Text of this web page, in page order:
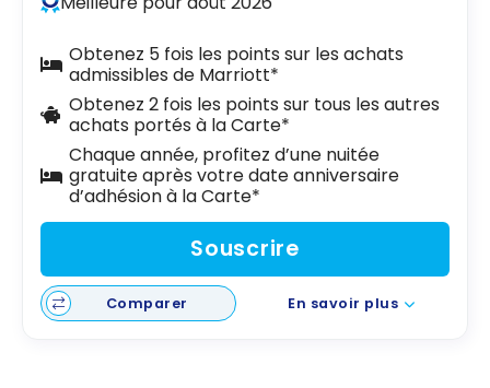
Obtenez 5 fois les points sur les achats
admissibles de Marriott*
Obtenez 2 fois les points sur tous les autres
achats portés à la Carte*
Chaque année, profitez d’une nuitée
gratuite après votre date anniversaire
d’adhésion à la Carte*
Souscrire
Comparer En savoir plus